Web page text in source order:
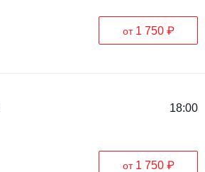
от 1 750 ₽
18:00
от 1 750 ₽